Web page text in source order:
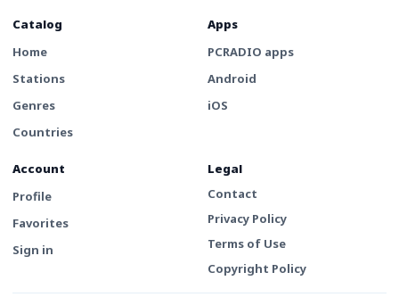
Catalog
Home
Stations
Genres
Countries
Apps
PCRADIO apps
Android
iOS
Account
Profile
Favorites
Sign in
Legal
Contact
Privacy Policy
Terms of Use
Copyright Policy